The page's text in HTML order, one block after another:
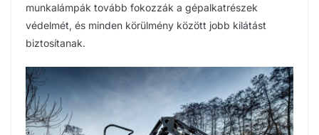
munkalámpák tovább fokozzák a gépalkatrészek
védelmét, és minden körülmény között jobb kilátást
biztosítanak.